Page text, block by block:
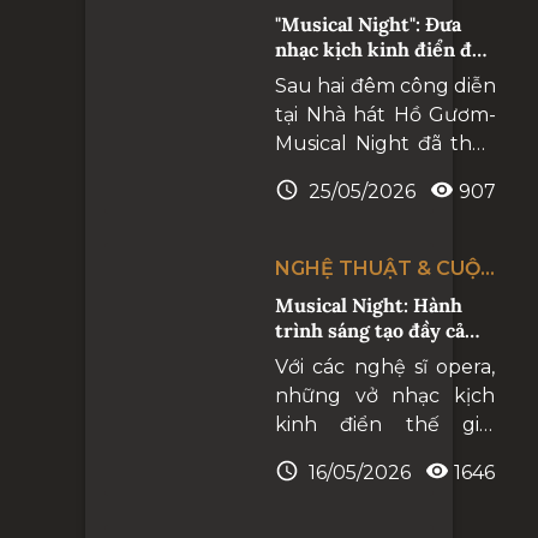
tượng cho khát vọng
phát triển của một
quốc gia. Nhà hát Hồ
Gươm ra đời mang một
sứ mệnh đặc biệt.
SỐNG
"Musical Night": Đưa
nhạc kịch kinh điển đến
gần hơn với công chúng
Sau hai đêm công diễn
tại Nhà hát Hồ Gươm-
Musical Night đã thực
của khán giả, để lại dư
khoảnh khắc thăng
hoa giữa nghệ sĩ và
công chúng.
25/05/2026 907
NGHỆ THUẬT & CUỘC
SỐNG
Musical Night: Hành
trình sáng tạo đầy cảm
hứng của các nghệ sĩ
Với các nghệ sĩ opera,
những vở nhạc kịch
kinh điển thế giới
chí với những khán giả
16/05/2026 1646